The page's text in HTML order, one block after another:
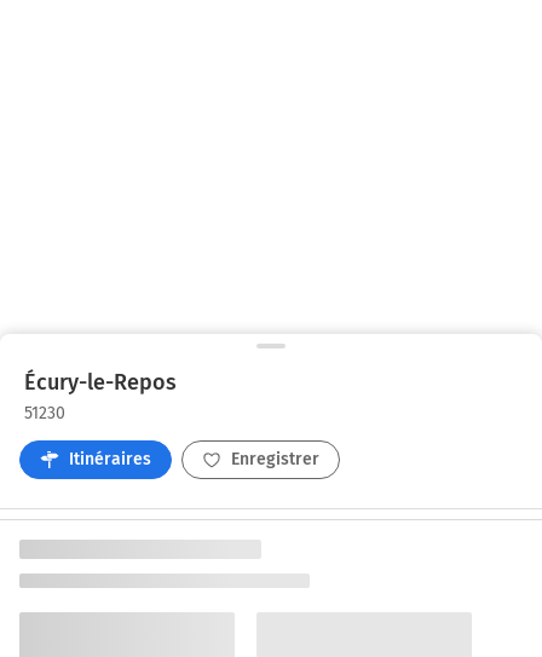
Écury-le-Repos
51230
Itinéraires Enregistrer